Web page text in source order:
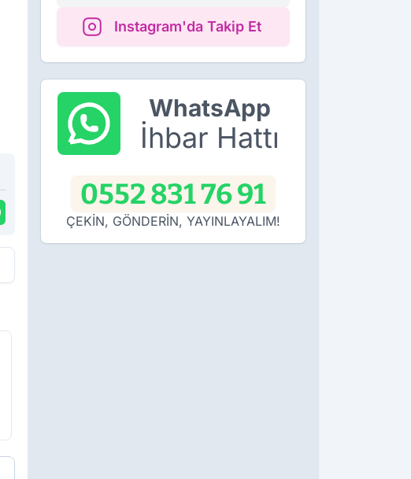
Instagram'da Takip Et
WhatsApp
İhbar Hattı
0552 831 76 91
ÇEKİN, GÖNDERİN, YAYINLAYALIM!